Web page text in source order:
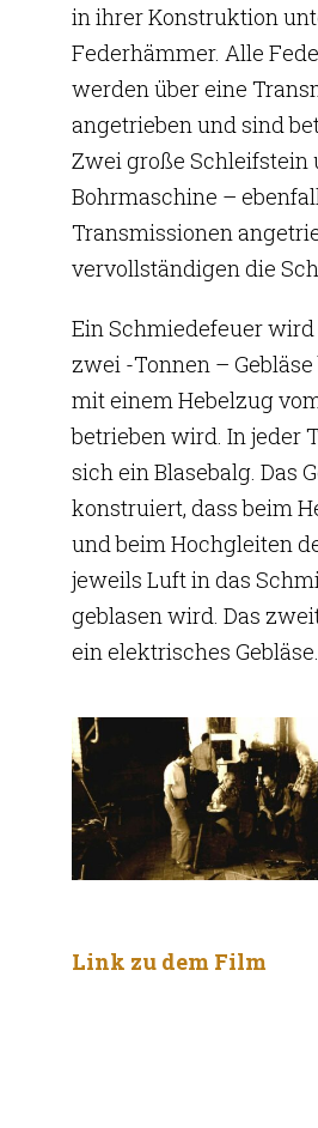
in ihrer Konstruktion
Federhämmer. Alle
werden über eine
angetrieben und sind
Zwei große Schleifstein
Bohrmaschine –
Transmissionen
vervollständigen die
Ein Schmiedefeuer
zwei -Tonnen –
mit einem Hebelzug
betrieben wird. In jeder
sich ein Blasebalg. Das
konstruiert, dass beim
und beim Hochgleiten
jeweils Luft in das
geblasen wird. Das
ein elektrisches Gebläse.
Link zu dem Film